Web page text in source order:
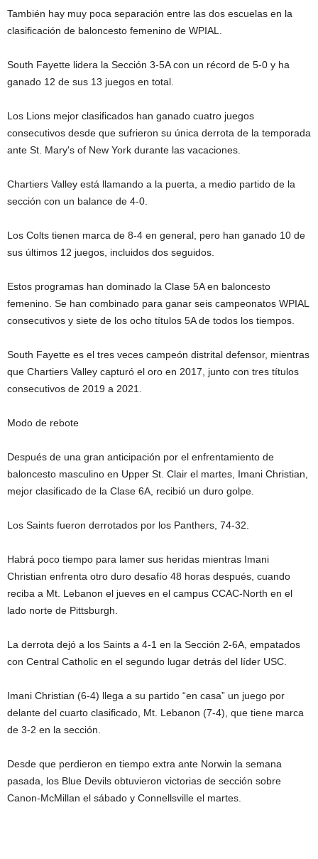
También hay muy poca separación entre las dos escuelas en la
clasificación de baloncesto femenino de WPIAL.
South Fayette lidera la Sección 3-5A con un récord de 5-0 y ha
ganado 12 de sus 13 juegos en total.
Los Lions mejor clasificados han ganado cuatro juegos
consecutivos desde que sufrieron su única derrota de la temporada
ante St. Mary's of New York durante las vacaciones.
Chartiers Valley está llamando a la puerta, a medio partido de la
sección con un balance de 4-0.
Los Colts tienen marca de 8-4 en general, pero han ganado 10 de
sus últimos 12 juegos, incluidos dos seguidos.
Estos programas han dominado la Clase 5A en baloncesto
femenino. Se han combinado para ganar seis campeonatos WPIAL
consecutivos y siete de los ocho títulos 5A de todos los tiempos.
South Fayette es el tres veces campeón distrital defensor, mientras
que Chartiers Valley capturó el oro en 2017, junto con tres títulos
consecutivos de 2019 a 2021.
Modo de rebote
Después de una gran anticipación por el enfrentamiento de
baloncesto masculino en Upper St. Clair el martes, Imani Christian,
mejor clasificado de la Clase 6A, recibió un duro golpe.
Los Saints fueron derrotados por los Panthers, 74-32.
Habrá poco tiempo para lamer sus heridas mientras Imani
Christian enfrenta otro duro desafío 48 horas después, cuando
reciba a Mt. Lebanon el jueves en el campus CCAC-North en el
lado norte de Pittsburgh.
La derrota dejó a los Saints a 4-1 en la Sección 2-6A, empatados
con Central Catholic en el segundo lugar detrás del líder USC.
Imani Christian (6-4) llega a su partido “en casa” un juego por
delante del cuarto clasificado, Mt. Lebanon (7-4), que tiene marca
de 3-2 en la sección.
Desde que perdieron en tiempo extra ante Norwin la semana
pasada, los Blue Devils obtuvieron victorias de sección sobre
Canon-McMillan el sábado y Connellsville el martes.